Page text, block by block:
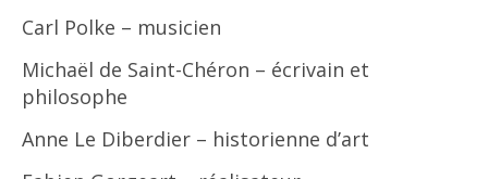
Carl Polke – musicien
Michaël de Saint-Chéron – écrivain et
philosophe
Anne Le Diberdier – historienne d’art